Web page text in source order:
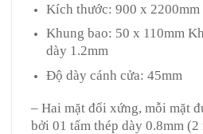
Kích thước: 900 x 2200mm
Khung bao: 50 x 110mm
dày 1.2mm
Độ dày cánh cửa: 45mm
– Hai mặt đối xứng, mỗi mặt
bởi 01 tấm thép dày 0.8mm (2